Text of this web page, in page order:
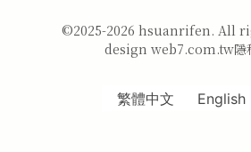
©2025-2026 hsuanrifen. All
design web7.com.tw隱
繁體中文 English